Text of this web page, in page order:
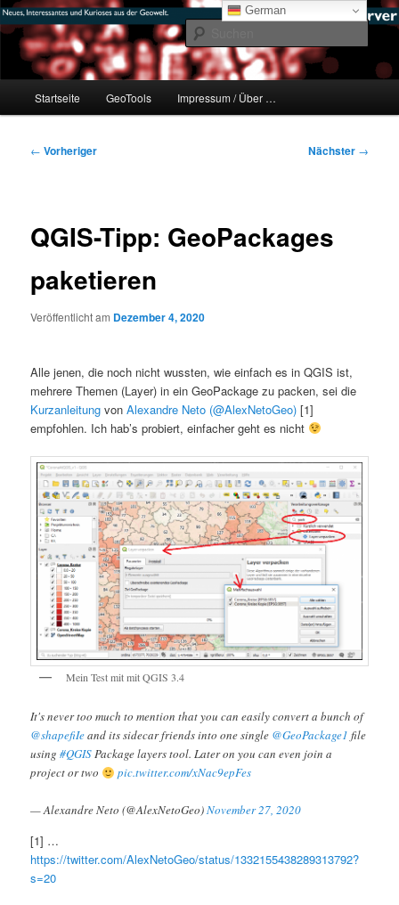
Zum
primären
Inhalt
springen#geoObserver
mikeE's GeoBlog
Startseite GeoTools Impressum / Über …
Beitragsnavigation
← Vorheriger Nächster →
QGIS-Tipp: GeoPackages
paketieren
Veröffentlicht am Dezember 4, 2020
Alle jenen, die noch nicht wussten, wie einfach es in QGIS ist,
mehrere Themen (Layer) in ein GeoPackage zu packen, sei die
Kurzanleitung vonAlexandre Neto (@AlexNetoGeo) [1]
empfohlen. Ich hab’s probiert, einfacher geht es nicht
Mein Test mit mit QGIS 3.4
It's never too much to mention that you can easily convert a bunch of
@shapefiIeand its sidecar friends into one single @GeoPackage1 file
using#QGISPackage layers tool. Later on you can even join a
project or two
pic.twitter.com/xNac9epFes
— Alexandre Neto (@AlexNetoGeo)November 27, 2020
[1] …
https://twitter.com/AlexNetoGeo/status/1332155438289313792?
s=20
German